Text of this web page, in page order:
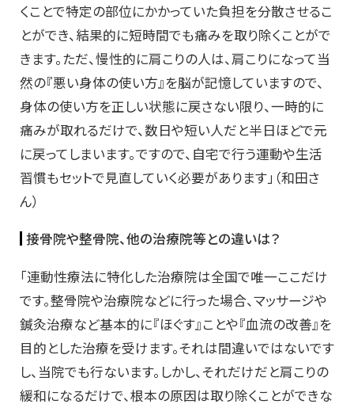
くことで特定の部位にかかっていた負担を分散させるこ
とができ、結果的に短時間でも痛みを取り除くことがで
きます。ただ、慢性的に肩こりの人は、肩こりになって当
然の『悪い身体の使い方』を脳が記憶していますので、
身体の使い方を正しい状態に戻さない限り、一時的に
痛みが取れるだけで、数日や短い人だと半日ほどで元
に戻ってしまいます。ですので、自宅で行う運動や生活
習慣もセットで見直していく必要があります」（和田さ
ん）
接骨院や整骨院、他の治療院等との違いは？
「連動性療法に特化した治療院は全国で唯一ここだけ
です。整骨院や治療院などに行った場合、マッサージや
鍼灸治療など基本的に『ほぐす』ことや『血流の改善』を
目的とした治療を受けます。それは間違いではないです
し、当院でも行ないます。しかし、それだけだと肩こりの
緩和になるだけで、根本の原因は取り除くことができな